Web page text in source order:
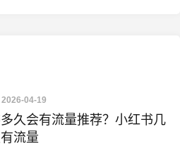
2026-04-19
久会有流量推荐？小红书几
流量